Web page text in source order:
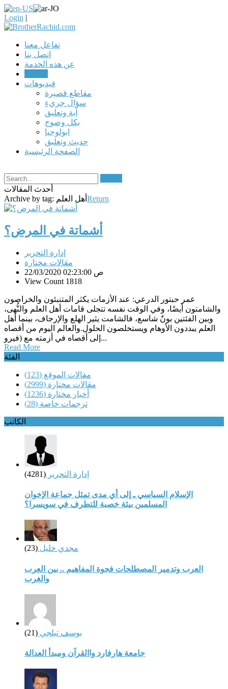
Login |
تفاعل معنا
اتصل بنا
عن هذه الخدمة
فيديوهات
مقاطع قصيرة
سؤال جريء
آية وتعليق
بكل وضوح
ابولوجيا
حديث وتعليق
الصفحة الرئيسية
أحدث المقالات
Archive by tag: أهل العلم Return
أشماتة في المرض؟
إدارة التحرير
مقالات مختارة
22/03/2020 02:23:00 ص
View Count 1818
عمر حبتور الدرعي: عند الأزمات يكثر المتنبئون والخراصون
والشامتون أيضًا، وفي الوقت نفسه تتجلى قامات أهل العلم والنُّهى،
وبين الفئتين بونٌ شاسع، فالشامت يثير الهلع والإرجاف، بينما أهل
العلم يبددون الأوهام ويستخلصون الحلول.والعالم اليوم من أقصاه
إلى أقصاه في أزمته مع (فيرو...
Read More
الفئة
مقالات الموقع (123)
مقالات مختارة (2999)
أخبار مختارة (1236)
ترجمات خاصة (28)
الكاتب
إدارة التحرير (4281)
الإسلام السياسي ـ إلى أي مدى تمثل جماعة الإخوان
المسلمين بيئة خصبة للتطرف في سويسرا؟
مجدي خليل (23)
العرب وتدمير المصطلحات فجوة المفاهيم .. بين العرب
والغرب
يوسف تيلجي (21)
جامعة هارفارد واالقرآن ومبدأ العدالة